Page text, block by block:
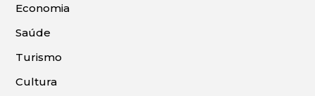
Economia
Saúde
Turismo
Cultura